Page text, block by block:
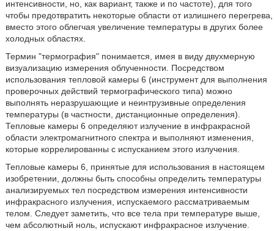
интенсивности, но, как вариант, также и по частоте), для того
чтобы предотвратить некоторые области от излишнего перегрева,
вместо этого облегчая увеличение температуры в других более
холодных областях.
Термин "термография" понимается, имея в виду двухмерную
визуализацию измерения облученности. Посредством
использования тепловой камеры 6 (инструмент для выполнения
проверочных действий термографического типа) можно
выполнять неразрушающие и неинтрузивные определения
температуры (в частности, дистанционные определения).
Тепловые камеры 6 определяют излучение в инфракрасной
области электромагнитного спектра и выполняют изменения,
которые коррелированны с испусканием этого излучения.
Тепловые камеры 6, принятые для использования в настоящем
изобретении, должны быть способны определить температуры
анализируемых тел посредством измерения интенсивности
инфракрасного излучения, испускаемого рассматриваемым
телом. Следует заметить, что все тела при температуре выше,
чем абсолютный ноль, испускают инфракрасное излучение.